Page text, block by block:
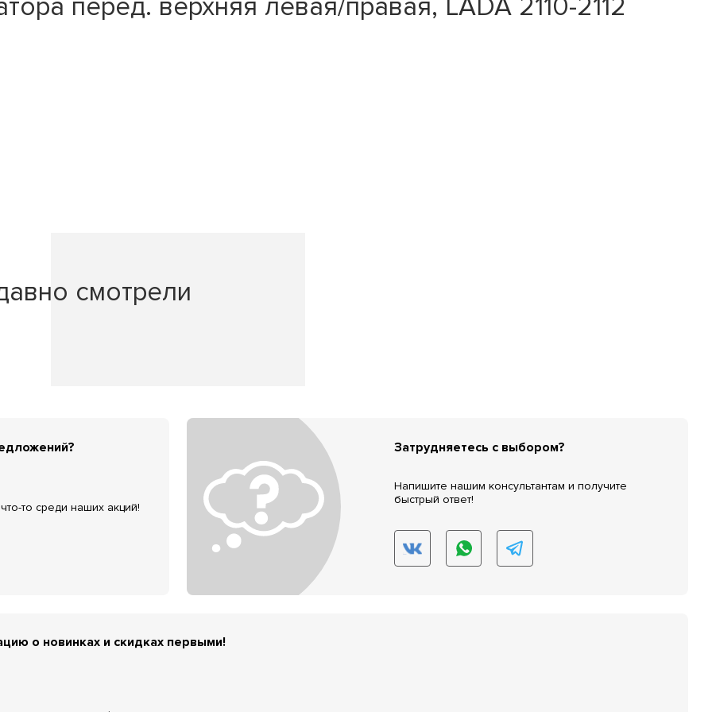
смотрели
то среди наших акций!
Затрудняетесь с выбором?
Напишите нашим консультантам и получите
быстрый ответ!
о новинках и скидках первыми!